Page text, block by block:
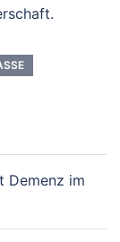
Demenz im